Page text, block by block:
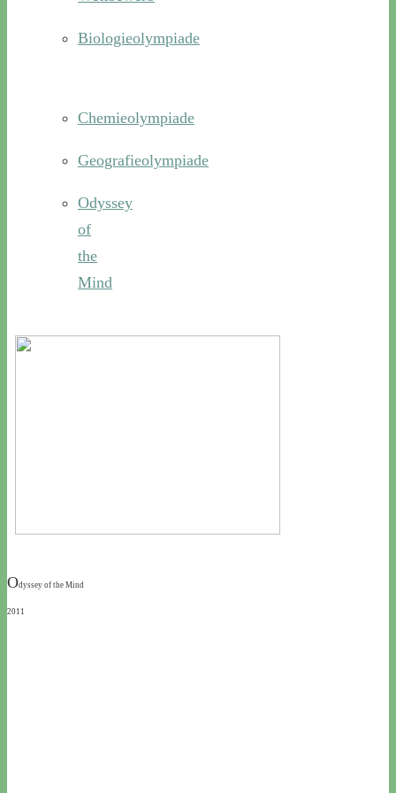
Biologieolympiade
Chemieolympiade
Geografieolympiade
Odyssey
of
the
Mind
Odyssey of the Mind
2011